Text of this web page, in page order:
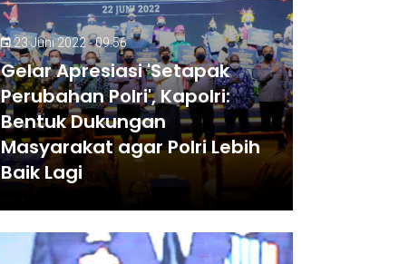
23 Juni 2022 - 09:56
Gelar Apresiasi 'Setapak
Perubahan Polri', Kapolri:
Bentuk Dukungan
Masyarakat agar Polri Lebih
Baik Lagi